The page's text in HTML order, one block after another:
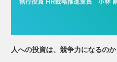
人への投資は、競争力になるのか